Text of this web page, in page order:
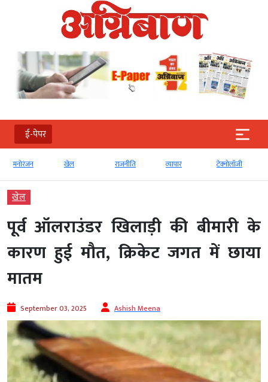
ई-पेपर
मनोरंजन खेल राजनीति व्‍यापार टेक्‍नोलॉजी
खेल
पूर्व ऑलराउंडर खिलाड़ी की बीमारी के
कारण हुई मौत, क्रिकेट जगत में छाया
मातम
September 03, 2025 Ashish Meena